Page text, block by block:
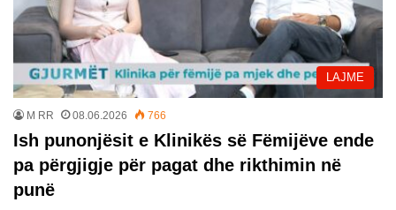
LAJME
M RR 08.06.2026 766
Ish punonjësit e Klinikës së Fëmijëve ende
pa përgjigje për pagat dhe rikthimin në
punë